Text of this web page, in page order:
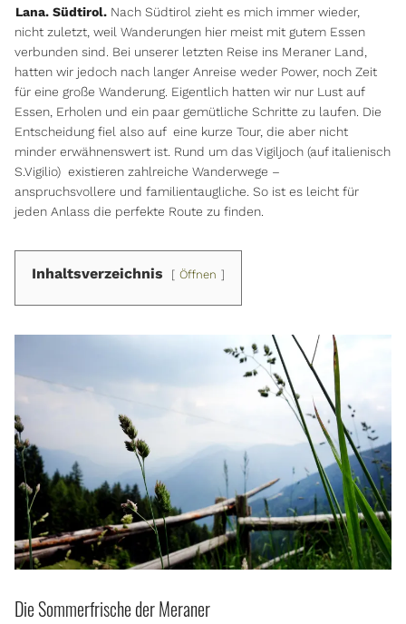
Info
Lana. Südtirol. Nach Südtirol zieht es mich immer wieder,
nicht zuletzt, weil Wanderungen hier meist mit gutem Essen
verbunden sind. Bei unserer letzten Reise ins Meraner Land,
hatten wir jedoch nach langer Anreise weder Power, noch Zeit
für eine große Wanderung. Eigentlich hatten wir nur Lust auf
Essen, Erholen und ein paar gemütliche Schritte zu laufen. Die
Entscheidung fiel also auf eine kurze Tour, die aber nicht
minder erwähnenswert ist. Rund um das Vigiljoch (auf italienisch
S.Vigilio) existieren zahlreiche Wanderwege –
anspruchsvollere und familientaugliche. So ist es leicht für
jeden Anlass die perfekte Route zu finden.
Inhaltsverzeichnis Öffnen
Die Sommerfrische der Meraner